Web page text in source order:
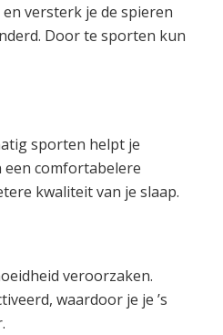
versterk je de spieren
Door te sporten kun
sporten helpt je
comfortabelere
kwaliteit van je slaap.
veroorzaken.
waardoor je je ’s